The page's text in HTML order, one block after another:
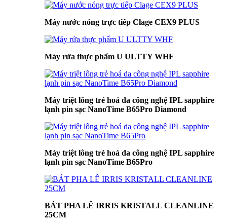
Máy nước nóng trực tiếp Clage CEX9 PLUS
Máy rửa thực phẩm U ULTTY WHF
Máy triệt lông trẻ hoá da công nghệ IPL sapphire
lạnh pin sạc NanoTime B65Pro Diamond
Máy triệt lông trẻ hoá da công nghệ IPL sapphire
lạnh pin sạc NanoTime B65Pro
BÁT PHA LÊ IRRIS KRISTALL CLEANLINE
25CM